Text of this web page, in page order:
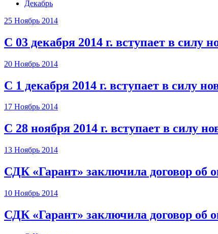
Декабрь
25 Ноябрь 2014
С 03 декабря 2014 г. вступает в
20 Ноябрь 2014
С 1 декабря 2014 г. вступает в силу
17 Ноябрь 2014
С 28 ноября 2014 г. вступает в силу
13 Ноябрь 2014
СДК «Гарант» заключила договор об
10 Ноябрь 2014
СДК «Гарант» заключила договор об